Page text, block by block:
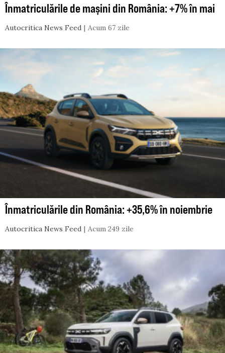
Înmatriculările de mașini din România: +7% în mai
Autocritica News Feed Acum 67 zile
Înmatriculările din România: +35,6% în noiembrie
Autocritica News Feed Acum 249 zile